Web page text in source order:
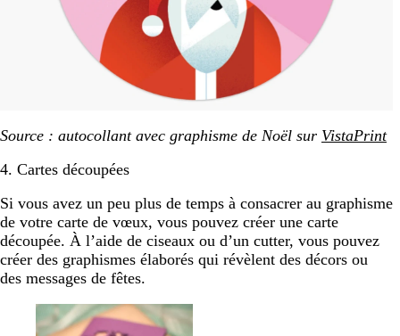
Source : autocollant avec graphisme de Noël sur VistaPrint
4. Cartes découpées
Si vous avez un peu plus de temps à consacrer au graphisme
de votre carte de vœux, vous pouvez créer une carte
découpée. À l’aide de ciseaux ou d’un cutter, vous pouvez
créer des graphismes élaborés qui révèlent des décors ou
des messages de fêtes.